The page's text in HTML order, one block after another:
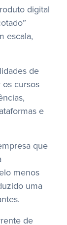
digital
escala,
de
os cursos
e
que
menos
uma
de